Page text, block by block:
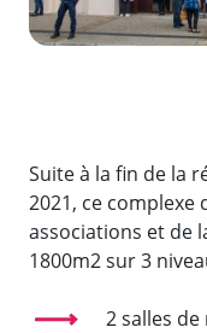
Suite à la fin de la
2021, ce complexe
associations et de
1800m2 sur 3
2 salles